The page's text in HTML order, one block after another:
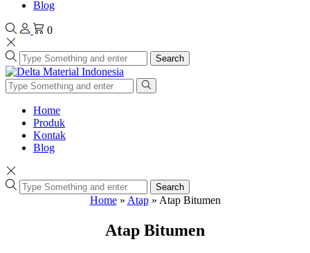
Blog
0
Search
Home
Produk
Kontak
Blog
Search
Home» Atap» Atap Bitumen
Atap Bitumen